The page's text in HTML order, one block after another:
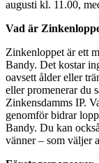
augusti kl. 11.00,
Vad är
Zinkenloppet är ett
Bandy. Det kostar
oavsett ålder eller
eller promenerar du
Zinkensdamms IP.
genomför bidrar
Bandy. Du kan
vänner – som väljer